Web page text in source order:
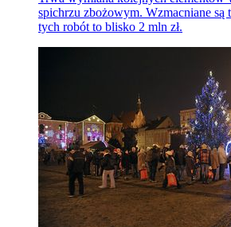
spichrzu zbożowym. Wzmacniane są
tych robót to blisko 2 mln zł.